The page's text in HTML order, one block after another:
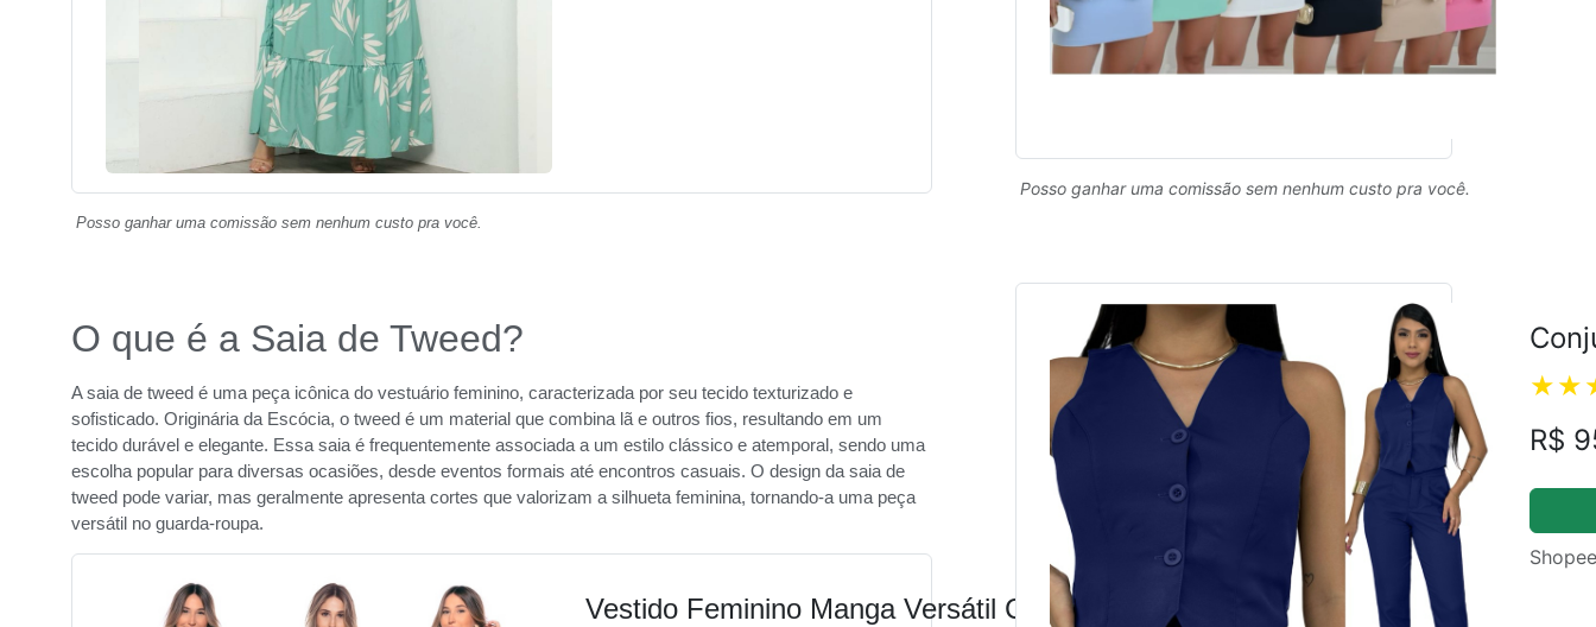
Posso ganhar uma comissão sem nenhum custo pra você.
O que é a Saia de Tweed?
A saia de tweed é uma peça icônica do vestuário feminino, caracterizada por seu tecido texturizado e
sofisticado. Originária da Escócia, o tweed é um material que combina lã e outros fios, resultando em um
tecido durável e elegante. Essa saia é frequentemente associada a um estilo clássico e atemporal, sendo uma
escolha popular para diversas ocasiões, desde eventos formais até encontros casuais. O design da saia de
tweed pode variar, mas geralmente apresenta cortes que valorizam a silhueta feminina, tornando-a uma peça
versátil no guarda-roupa.
Vestido Feminino Manga Versátil Casual
Posso ganhar uma comissão sem nenhum custo pra você.
R$